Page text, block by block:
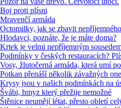
Boj proti plísni
Mravenčí armáda
Octomilky, jak se zbavit
Hlodavci, poznáte, že je máte doma?
Krtek je velmi nepříjemným
Podmínky v českých restauracích?
Vosy, žlutočerná armáda, která umí
Potkan přenáší několik závažných
Krysy jsou v našich podmínkách na
Švábi, hmyz který přežije nemožné
Štěnice neumějí létat, přesto obletí